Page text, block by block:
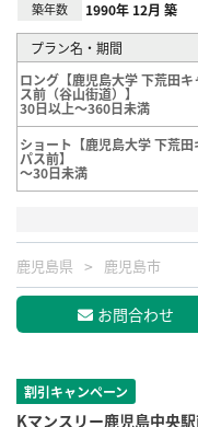
築年数 1990年 12月 築
プラン名・期間
ロング【鹿児島大学 下荒田キ
ス前（谷山街道）】
30日以上～360日未満
ショート【鹿児島大学 下荒田
パス前】
～30日未満
鹿児島県 鹿児島市
お問合わせ
割引キャンペーン
Kマンスリー鹿児島中央